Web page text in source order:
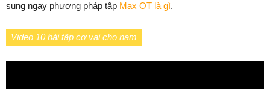
sung ngay phương pháp tập Max OT là gì.
Video 10 bài tập cơ vai cho nam